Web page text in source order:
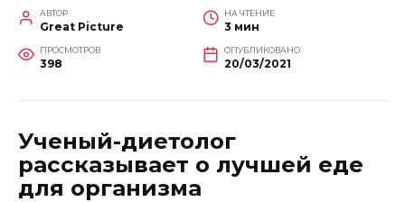
АВТОР
Great Picture
НА ЧТЕНИЕ
3 мин
ПРОСМОТРОВ
398
ОПУБЛИКОВАНО
20/03/2021
Ученый-диетолог
рассказывает о лучшей еде
для организма